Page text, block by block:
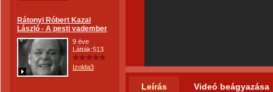
Rátonyi Róbert Kazal
László - A pesti vadember
9 éve
Látták:513
Izolda3
Leírás Videó beágyazása